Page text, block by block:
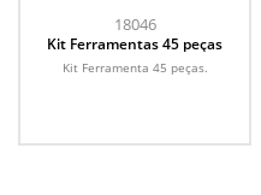
18046
Kit Ferramentas 45 peças
Kit Ferramenta 45 peças.